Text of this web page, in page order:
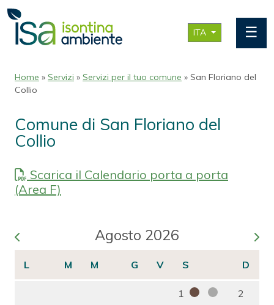
ITA ☰
Home » Servizi » Servizi per il tuo comune » San Floriano del
Collio
Comune di San Floriano del
Collio
Scarica il Calendario porta a porta
(Area F)
Agosto 2026
1 2